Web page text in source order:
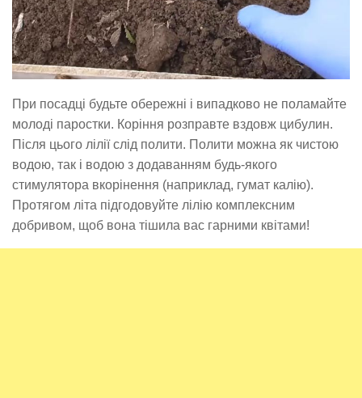
При посадці будьте обережні і випадково не поламайте
молоді паростки. Коріння розправте вздовж цибулин.
Після цього лілії слід полити. Полити можна як чистою
водою, так і водою з додаванням будь-якого
стимулятора вкорінення (наприклад, гумат калію).
Протягом літа підгодовуйте лілію комплексним
добривом, щоб вона тішила вас гарними квітами!